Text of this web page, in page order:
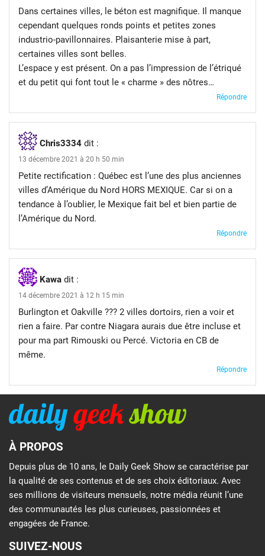
Dans certaines villes, le béton est magnifique. Il manque
cependant quelques ronds points et petites zones
industrio-pavillonnaires. Plaisanterie mise à part,
certaines villes sont belles.
L’espace y est présent. On a pas l’impression de l’étriqué
et du petit qui font tout le « charme » des nôtres…
Répondre
Chris3334 dit :
13 décembre 2021 à 20 h 50 min
Petite rectification : Québec est l’une des plus anciennes
villes d’Amérique du Nord HORS MEXIQUE. Car si on a
tendance à l’oublier, le Mexique fait bel et bien partie de
l’Amérique du Nord.
Répondre
Kawa dit :
14 décembre 2021 à 12 h 15 min
Burlington et Oakville ??? 2 villes dortoirs, rien a voir et
rien a faire. Par contre Niagara aurais due être incluse et
pour ma part Rimouski ou Percé. Victoria en CB de
même.
Répondre
À PROPOS
Depuis plus de 10 ans, le Daily Geek Show se caractérise par
la qualité de ses contenus et de ses choix éditoriaux. Avec
ses millions de visiteurs mensuels, notre média réunit l’une
des communautés les plus curieuses, passionnées et
engagées de France.
SUIVEZ-NOUS